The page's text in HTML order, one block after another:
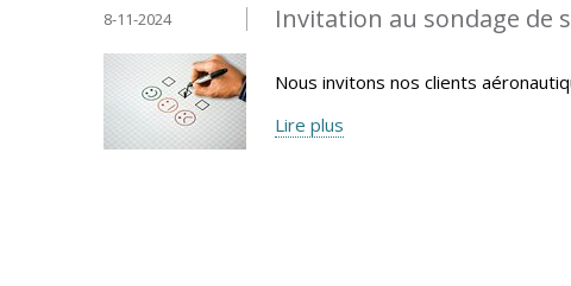
Invitation au sondage de
8-11-2024
Nous invitons nos clients
Lire plus